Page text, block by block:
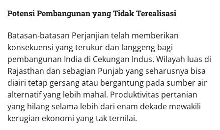
Potensi Pembangunan yang Tidak Terealisasi
Batasan-batasan Perjanjian telah memberikan
konsekuensi yang terukur dan langgeng bagi
pembangunan India di Cekungan Indus. Wilayah luas di
Rajasthan dan sebagian Punjab yang seharusnya bisa
diairi tetap gersang atau bergantung pada sumber air
alternatif yang lebih mahal. Produktivitas pertanian
yang hilang selama lebih dari enam dekade mewakili
kerugian ekonomi yang tak ternilai.